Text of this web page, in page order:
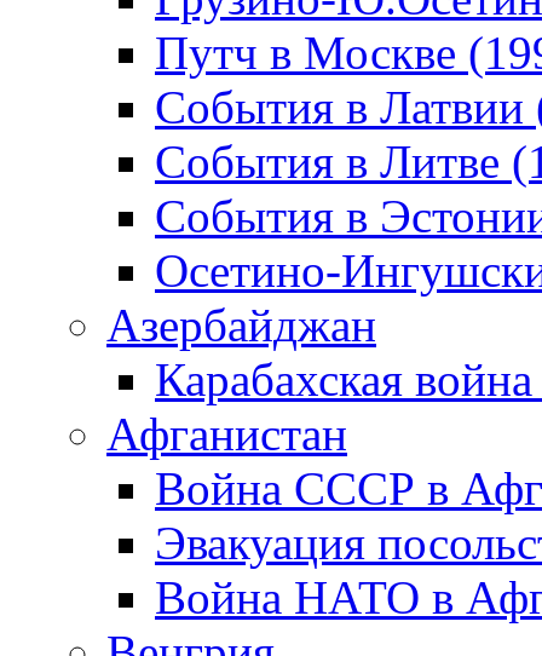
Путч в Москве
События в Латвии
События в Литве
События в
Осетино-
Азербайджан
Карабахская
Афганистан
Война СССР в
Эвакуация
Война НАТО в